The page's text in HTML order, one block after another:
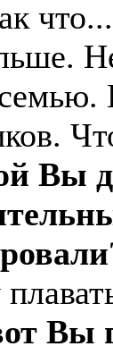
что...
Вы
Вы